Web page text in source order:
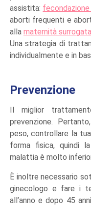
assistita:
aborti frequenti e
alla maternità surrogata
Una strategia di
individualmente e in
Prevenzione
Il miglior
prevenzione.
peso, controllare la
forma fisica, quindi
malattia è molto
È inoltre necessario
ginecologo e fare i
all’anno e dopo 45